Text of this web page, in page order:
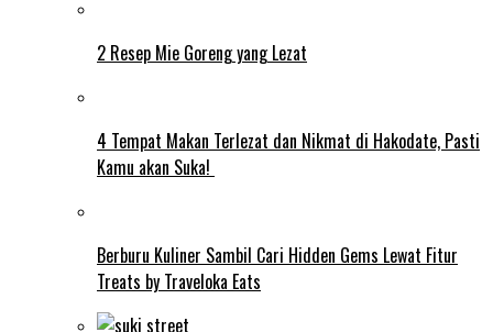
2 Resep Mie Goreng yang Lezat
4 Tempat Makan Terlezat dan Nikmat di Hakodate, Pasti
Kamu akan Suka!
Berburu Kuliner Sambil Cari Hidden Gems Lewat Fitur
Treats by Traveloka Eats